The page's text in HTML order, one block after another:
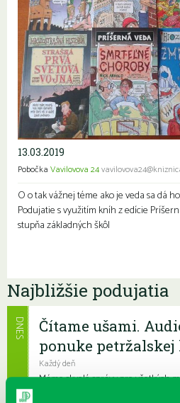
13.03.2019
Pobočka Vavilovova 24
O o tak vážnej téme ako je veda sa dá
Podujatie s využitím kníh z edície
stupňa základných škôl
Najbližšie podujatia
Čítame ušami.
ponuke
Každý deň
Máme skvelé správy pre všetkých
Odteraz si môžete v našej
DNES